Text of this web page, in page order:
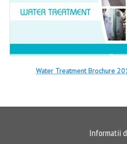
Water Treatment Brochure
Informatii